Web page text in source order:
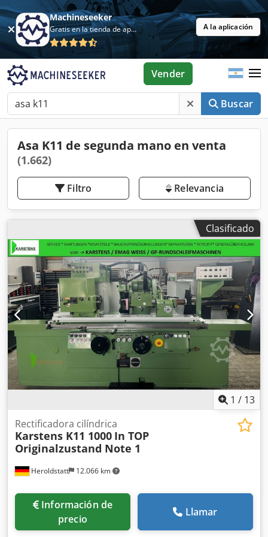
Machineseeker
Gratis en la tienda de aplicaciones A la aplicación
Buscar
Vender
Asa K11 de segunda mano en venta
(1.662)
Filtro Relevancia
Clasificado
1 / 13
Heroldstatt 12.066 km
Rectificadora cilíndrica
Karstens K11 1000 In TOP
Originalzustand Note 1
Información de
precio
Llamar